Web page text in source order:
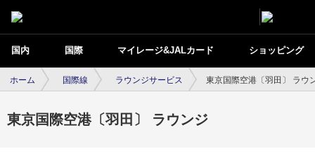
国内 国際 マイレージ&JALカード ショッピング
ホーム 国際線 ラウンジサービス 東京国際空港〔羽田〕 ラウ
東京国際空港〔羽田〕 ラウンジ